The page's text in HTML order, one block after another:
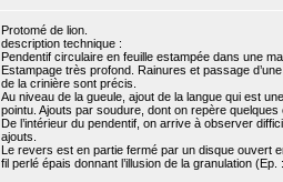
Protomé de lion.
description technique :
Pendentif circulaire en feuille estampée dans une
Estampage très profond. Rainures et passage
de la crinière sont précis.
Au niveau de la gueule, ajout de la langue qui est
pointu. Ajouts par soudure, dont on repère
De l’intérieur du pendentif, on arrive à observer
ajouts.
Le revers est en partie fermé par un disque ouvert
fil perlé épais donnant l’illusion de la granulation (Ep.